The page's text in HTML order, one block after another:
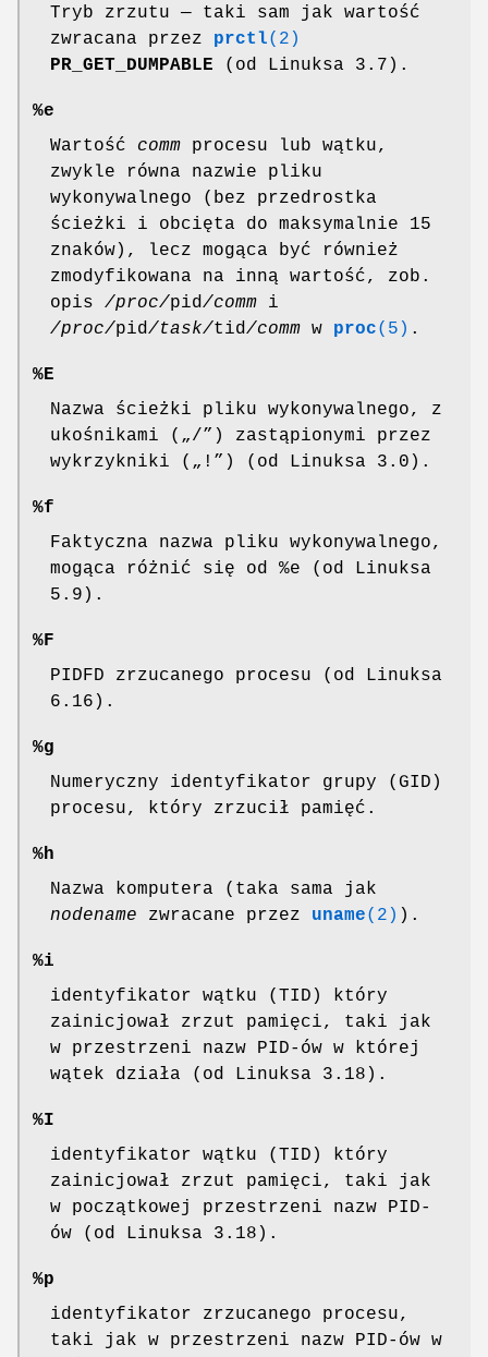
Tryb zrzutu — taki sam jak wartość
zwracana przez prctl(2)
PR_GET_DUMPABLE (od Linuksa 3.7).
%e
Wartość comm procesu lub wątku,
zwykle równa nazwie pliku
wykonywalnego (bez przedrostka
ścieżki i obcięta do maksymalnie 15
znaków), lecz mogąca być również
zmodyfikowana na inną wartość, zob.
opis /proc/pid/comm i
/proc/pid/task/tid/comm w proc(5) .
%E
Nazwa ścieżki pliku wykonywalnego, z
ukośnikami („/”) zastąpionymi przez
wykrzykniki („!”) (od Linuksa 3.0).
%f
Faktyczna nazwa pliku wykonywalnego,
mogąca różnić się od %e (od Linuksa
5.9).
%F
PIDFD zrzucanego procesu (od Linuksa
6.16).
%g
Numeryczny identyfikator grupy (GID)
procesu, który zrzucił pamięć.
%h
Nazwa komputera (taka sama jak
nodename zwracane przez uname(2) ).
%i
identyfikator wątku (TID) który
zainicjował zrzut pamięci, taki jak
w przestrzeni nazw PID-ów w której
wątek działa (od Linuksa 3.18).
%I
identyfikator wątku (TID) który
zainicjował zrzut pamięci, taki jak
w początkowej przestrzeni nazw PID-
ów (od Linuksa 3.18).
%p
identyfikator zrzucanego procesu,
taki jak w przestrzeni nazw PID-ów w